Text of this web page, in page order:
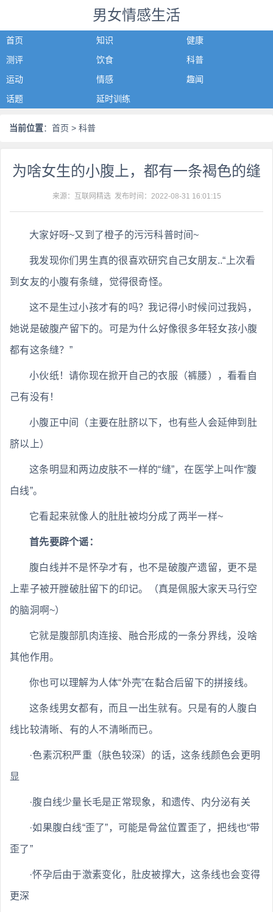
男女情感生活
首页 知识
健康
测评
饮食
科普
运动
情感
趣闻
话题
延时训练
当前位置： 首页 > 科普
为啥女生的小腹上，都有一条褐色的缝
来源：互联网精选 发布时间： 2022-08-31 16:01:15
大家好呀~又到了橙子的污污科普时间~
我发现你们男生真的很喜欢研究自己女朋友..“上次看
到女友的小腹有条缝，觉得很奇怪。
这不是生过小孩才有的吗？我记得小时候问过我妈，
她说是破腹产留下的。可是为什么好像很多年轻女孩小腹
都有这条缝？”
小伙纸！请你现在掀开自己的衣服（裤腰），看看自
己有没有！
小腹正中间（主要在肚脐以下，也有些人会延伸到肚
脐以上）
这条明显和两边皮肤不一样的“缝”，在医学上叫作“腹
白线”。
它看起来就像人的肚肚被均分成了两半一样~
首先要辟个谣：
腹白线并不是怀孕才有，也不是破腹产遗留，更不是
上辈子被开膛破肚留下的印记。（真是佩服大家天马行空
的脑洞啊~）
它就是腹部肌肉连接、融合形成的一条分界线，没啥
其他作用。
你也可以理解为人体“外壳”在黏合后留下的拼接线。
这条线男女都有，而且一出生就有。只是有的人腹白
线比较清晰、有的人不清晰而已。
·色素沉积严重（肤色较深）的话，这条线颜色会更明
显
·腹白线少量长毛是正常现象，和遗传、内分泌有关
·如果腹白线“歪了”，可能是骨盆位置歪了，把线也“带
歪了”
·怀孕后由于激素变化，肚皮被撑大，这条线也会变得
更深